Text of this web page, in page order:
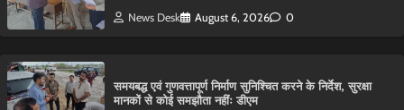
News Desk August 6, 2026 0
समयबद्ध एवं गुणवत्तापूर्ण निर्माण सुनिश्चित करने के निर्देश, सुरक्षा
मानकों से कोई समझौता नहींः डीएम